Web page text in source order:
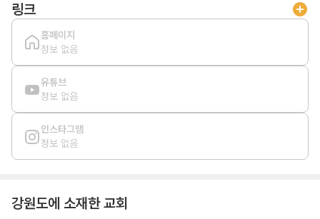
링크
홈페이지
정보 없음
유튜브
정보 없음
인스타그램
정보 없음
강원도에 소재한 교회